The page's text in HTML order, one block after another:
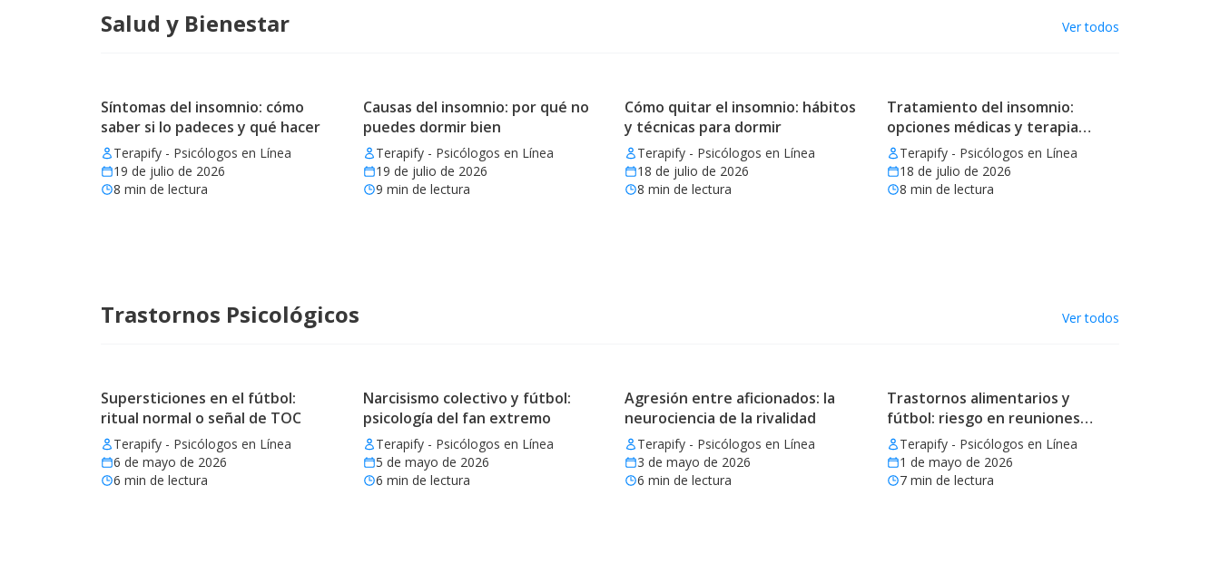
Salud y Bienestar Ver todos
Síntomas del insomnio: cómo
saber si lo padeces y qué hacer
Terapify - Psicólogos en Línea
19 de julio de 2026
8 min de lectura
Causas del insomnio: por qué no
puedes dormir bien
Terapify - Psicólogos en Línea
19 de julio de 2026
9 min de lectura
Cómo quitar el insomnio: hábitos
y técnicas para dormir
Terapify - Psicólogos en Línea
18 de julio de 2026
8 min de lectura
Tratamiento del insomnio:
opciones médicas y terapia
eficaz
Terapify - Psicólogos en Línea
18 de julio de 2026
8 min de lectura
Trastornos Psicológicos Ver todos
Supersticiones en el fútbol:
ritual normal o señal de TOC
Terapify - Psicólogos en Línea
6 de mayo de 2026
6 min de lectura
Narcisismo colectivo y fútbol:
psicología del fan extremo
Terapify - Psicólogos en Línea
5 de mayo de 2026
6 min de lectura
Agresión entre aficionados: la
neurociencia de la rivalidad
Terapify - Psicólogos en Línea
3 de mayo de 2026
6 min de lectura
Trastornos alimentarios y
fútbol: riesgo en reuniones
mundialistas
Terapify - Psicólogos en Línea
1 de mayo de 2026
7min de lectura